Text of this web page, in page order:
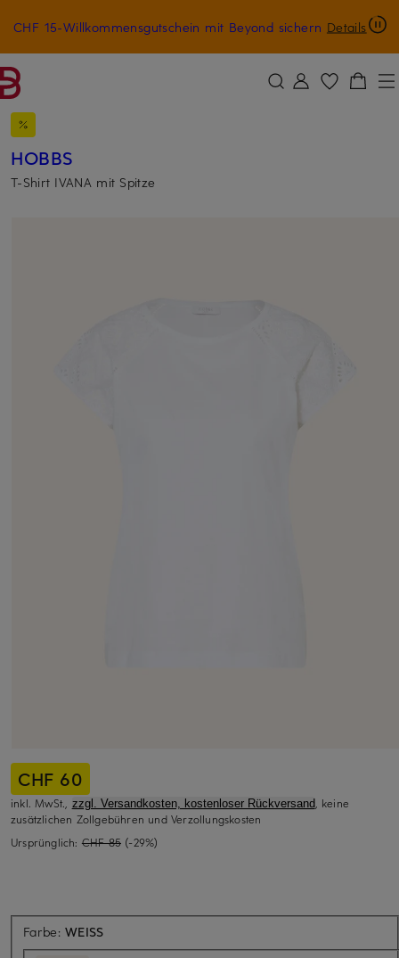
ZUM HAUPTINHALT ÜBERSPRINGEN ZUM SUCHFELD ÜBERSPRINGEN
CHF 15-Willkommensgutschein mit Beyond sichern Details
HOBBS
T-Shirt IVANA mit Spitze
CHF 60
inkl. MwSt., zzgl. Versandkosten, kostenloser Rückversand, keine
zusätzlichen Zollgebühren und Verzollungskosten
Ursprünglich: CHF 85 (-29%)
Farbe:WEISS